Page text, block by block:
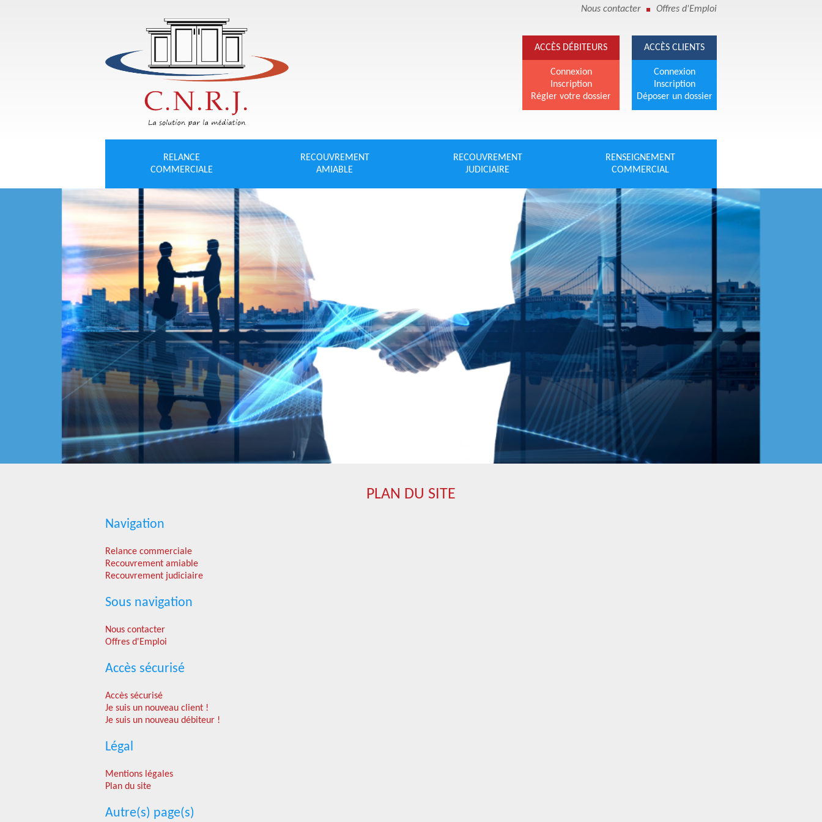
Nous contacter Offres d'Emploi
ACCÈS DÉBITEURS
Connexion
Inscription
Régler votre dossier
ACCÈS CLIENTS
Connexion
Inscription
Déposer un dossier
RELANCE
COMMERCIALE
RECOUVREMENT
AMIABLE
RECOUVREMENT
JUDICIAIRE
RENSEIGNEMENT
COMMERCIAL
PLAN DU SITE
Navigation
Relance commerciale
Recouvrement amiable
Recouvrement judiciaire
Sous navigation
Nous contacter
Offres d'Emploi
Accès sécurisé
Accès sécurisé
Je suis un nouveau client !
Je suis un nouveau débiteur !
Légal
Mentions légales
Plan du site
Autre(s) page(s)